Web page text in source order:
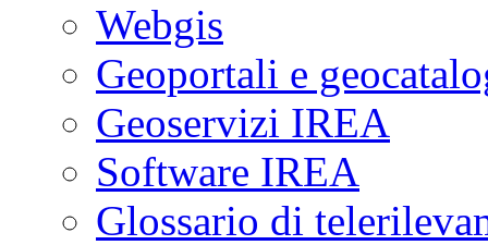
Webgis
Geoportali e
Geoservizi IREA
Software IREA
Glossario di